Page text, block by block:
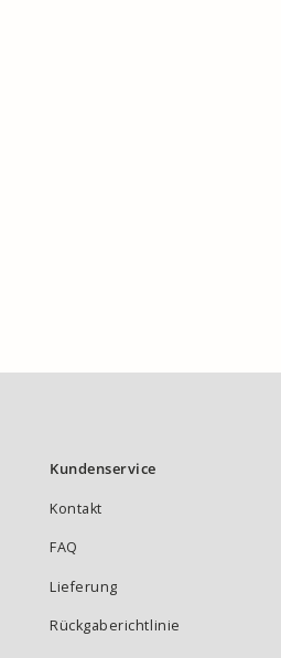
Kundenservice
Kontakt
FAQ
Lieferung
Rückgaberichtlinie